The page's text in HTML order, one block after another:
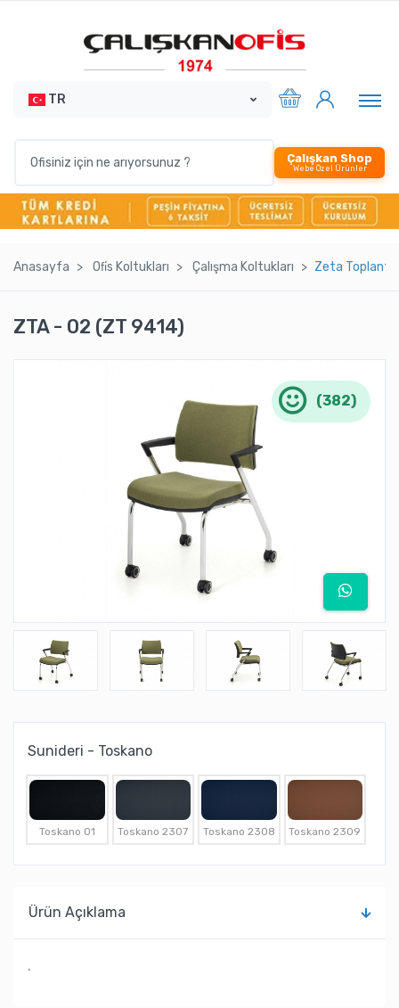
TR
Çalışkan Shop
Webe Özel Ürünler
Anasayfa Ofi̇s Koltukları Çalışma Koltukları Zeta Toplantı
ZTA - 02 (ZT 9414)
(382)
Sunideri - Toskano
Toskano 01 Toskano 2307 Toskano 2308 Toskano 2309
Ürün Açıklama
.